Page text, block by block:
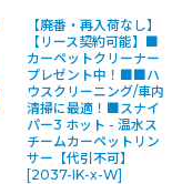
【廃番・再入荷なし】
【リース契約可能】■
カーペットクリーナー
プレゼント中！■■ハ
ウスクリーニング/車内
清掃に最適！■スナイ
パー3 ホット - 温水ス
チームカーペットリン
サー【代引不可】
[2037-IK-x-W]